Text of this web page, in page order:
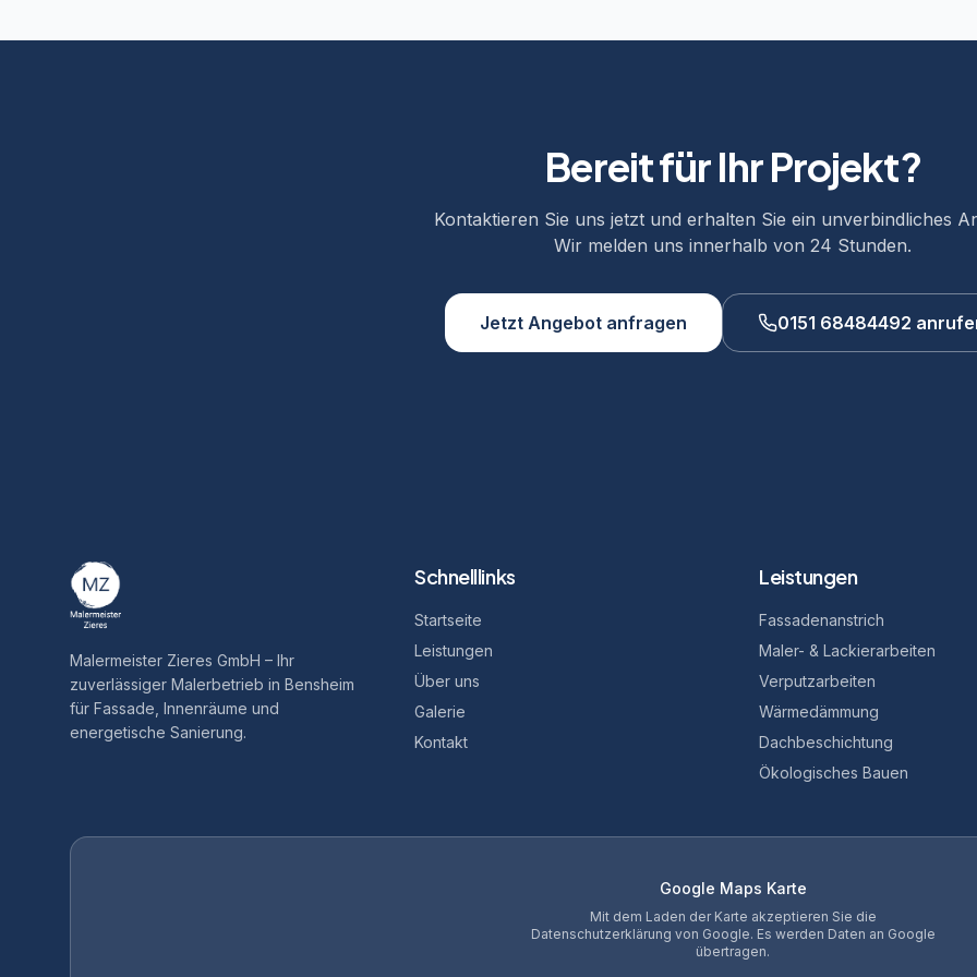
Bereit für Ihr Projekt?
Kontaktieren Sie uns jetzt und erhalten Sie ein unverbindliches
Wir melden uns innerhalb von 24 Stunden.
Jetzt Angebot anfragen 0151 68484492
Malermeister Zieres GmbH – Ihr
zuverlässiger Malerbetrieb in Bensheim
für Fassade, Innenräume und
energetische Sanierung.
Schnelllinks
Startseite
Leistungen
Über uns
Galerie
Kontakt
Leistungen
Fassadenanstrich
Maler- & Lackierarbeiten
Verputzarbeiten
Wärmedämmung
Dachbeschichtung
Ökologisches Bauen
Google Maps Karte
Mit dem Laden der Karte akzeptieren Sie die
Datenschutzerklärung von Google. Es werden Daten an Google
übertragen.